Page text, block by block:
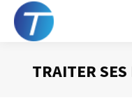
TRAITER